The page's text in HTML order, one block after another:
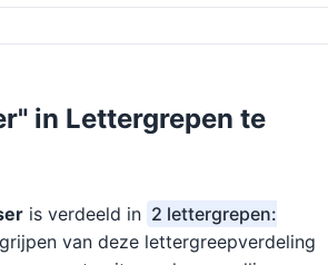
in Lettergrepen te
is verdeeld in 2 lettergrepen:
van deze lettergreepverdeling